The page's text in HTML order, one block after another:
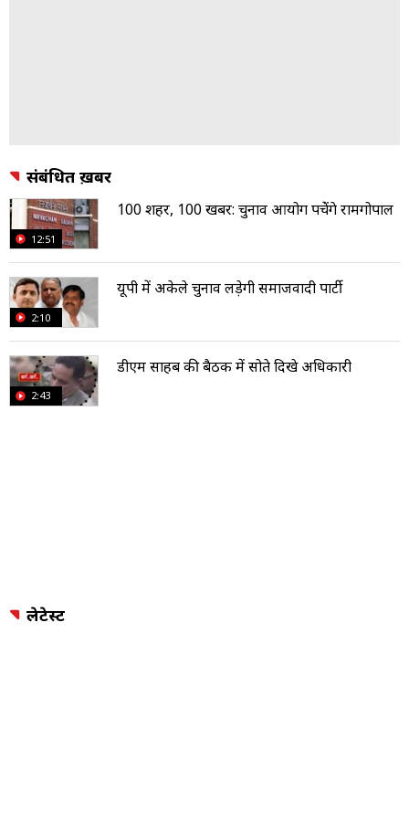
संबंधित ख़बरें
12:51
100 शहर, 100 खबर: चुनाव आयोग पहुंचेंगे रामगोपाल
2:10
यूपी में अकेले चुनाव लड़ेगी समाजवादी पार्टी
2:43
डीएम साहब की बैठक में सोते दिखे अधिकारी
लेटेस्ट